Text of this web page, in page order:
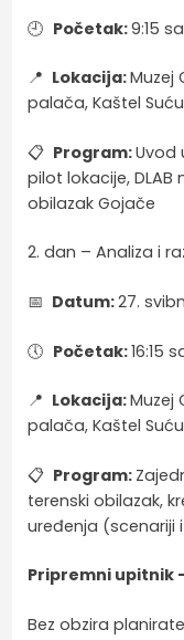
🕘 Početak:9:15
📍 Lokacija:Muzej
palača, Kaštel
📋 Program:Uvod
pilot lokacije,
obilazak Gojače
2. dan – Analiza i
📅 Datum:27.
🕔 Početak:16:15
📍 Lokacija:Muzej
palača, Kaštel
📋 Program:
terenski obilazak,
uređenja (scenariji
Pripremni upitnik
Bez obzira